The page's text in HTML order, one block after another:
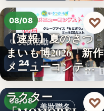
08/08
美食活動
24
【速報】夏のさつ
まいも博2026「新作
メニューコンテス
ト…
♡
美妝聯名
08/08
韓国発の人気キャ
ラクター
♡